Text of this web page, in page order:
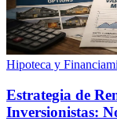
Hipoteca y
Estrategia de
Inversionistas: